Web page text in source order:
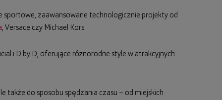
sportowe, zaawansowane technologicznie projekty od
, Versace czy Michael Kors.
i D by D, oferujące różnorodne style w atrakcyjnych
także do sposobu spędzania czasu – od miejskich